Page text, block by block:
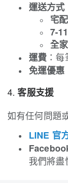
運送方式
宅
7-
全
運費 ：
免運優惠
4.客服支援
如有任何問題
LINE 官
我們將盡